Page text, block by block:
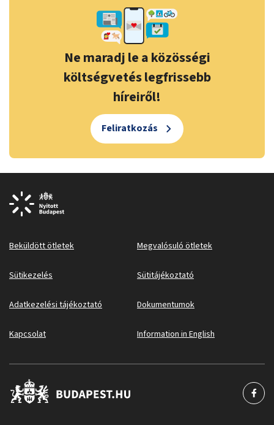
Ne maradj le a közösségi
költségvetés legfrissebb
híreiről!
Feliratkozás
Beküldött ötletek Megvalósuló ötletek
Sütikezelés Sütitájékoztató
Adatkezelési tájékoztató Dokumentumok
Kapcsolat Information in English